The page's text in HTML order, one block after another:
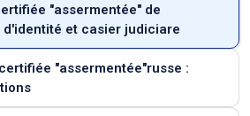
"assermentée" de
et casier judiciare
"assermentée"russe :